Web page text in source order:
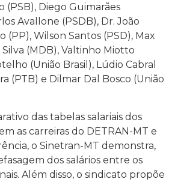
(PSB), Diego Guimarães
Avallone (PSDB), Dr. João
(PP), Wilson Santos (PSD), Max
Silva (MDB), Valtinho Miotto
(União Brasil), Lúdio Cabral
(PTB) e Dilmar Dal Bosco (União
das tabelas salariais dos
as carreiras do DETRAN-MT e
o Sinetran-MT demonstra,
dos salários entre os
Além disso, o sindicato propõe